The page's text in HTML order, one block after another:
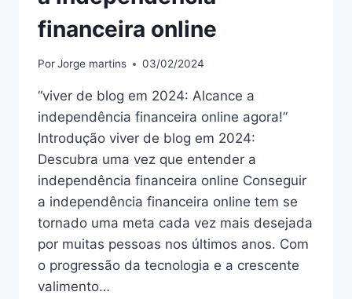
financeira online
PorJorge martins 03/02/2024
“viver de blog em 2024: Alcance a
independência financeira online agora!”
Introdução viver de blog em 2024:
Descubra uma vez que entender a
independência financeira online Conseguir
a independência financeira online tem se
tornado uma meta cada vez mais desejada
por muitas pessoas nos últimos anos. Com
o progressão da tecnologia e a crescente
valimento…